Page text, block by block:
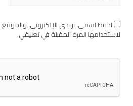
احفظ اسمي، بريدي الإلكتروني،
لاستخدامها المرة المقبلة في تعليقي.